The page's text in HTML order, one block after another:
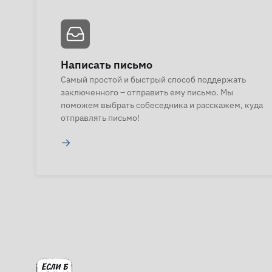
Написать письмо
Самый простой и быстрый способ поддержать
заключенного – отправить ему письмо. Мы
поможем выбрать собеседника и расскажем, куда
отправлять письмо!
→